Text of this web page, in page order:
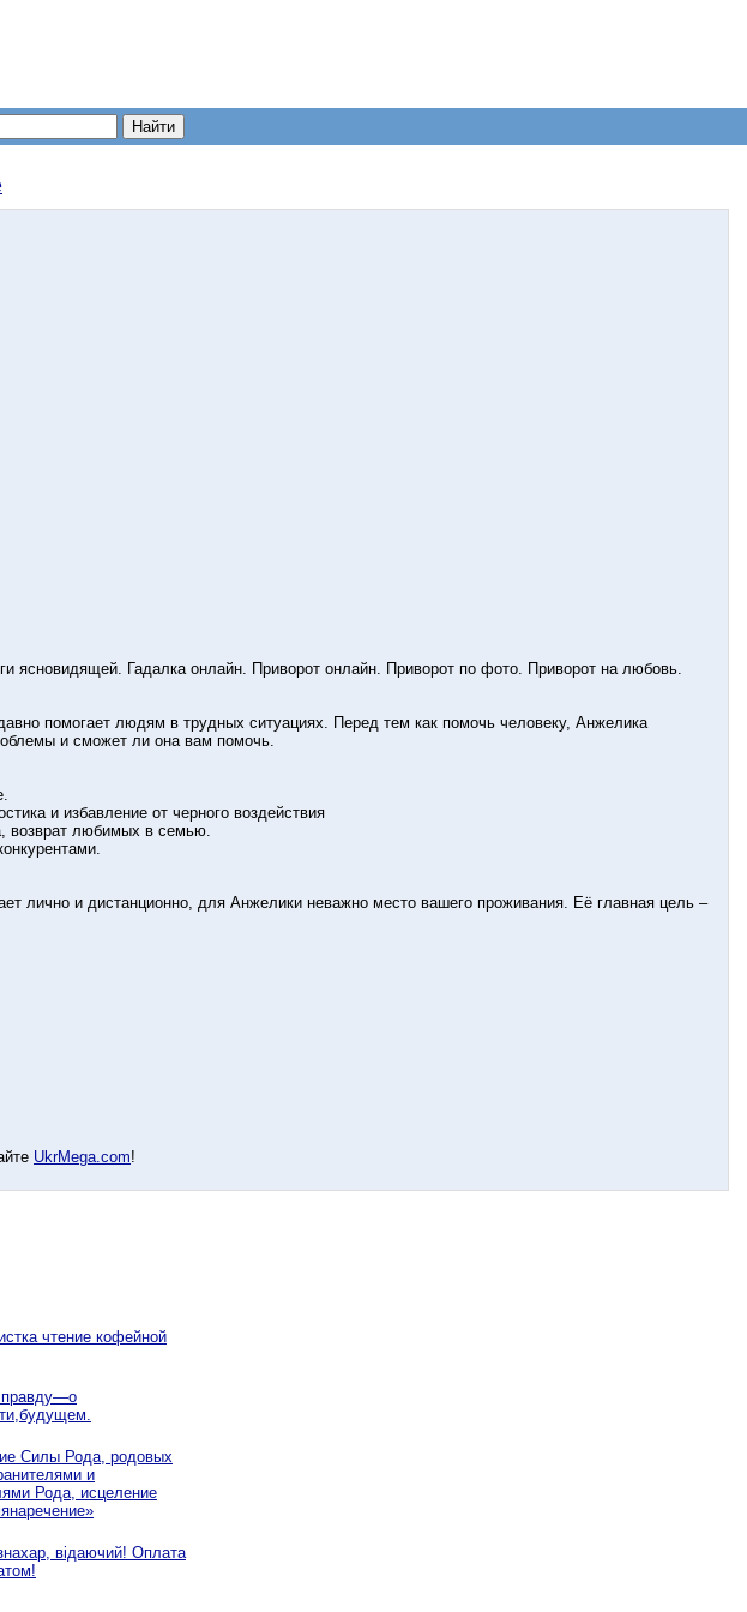
ясновидящей. Гадалка онлайн. Приворот онлайн. Приворот по фото. Приворот на любовь.
помогает людям в трудных ситуациях. Перед тем как помочь человеку, Анжелика
и сможет ли она вам помочь.
и избавление от черного воздействия
возврат любимых в семью.
лично и дистанционно, для Анжелики неважно место вашего проживания. Её главная цель –
UkrMega.com!
чтение кофейной
правду—о
Силы Рода, родовых
и
Рода, исцеление
відаючий! Оплата